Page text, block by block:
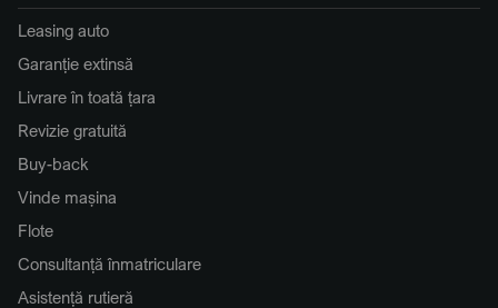
Leasing auto
Garanție extinsă
Livrare în toată țara
Revizie gratuită
Buy-back
Vinde mașina
Flote
Consultanță înmatriculare
Asistență rutieră